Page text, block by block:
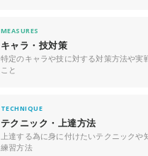
MEASURES
キャラ・技対策
特定のキャラや技に対する対策方法や実
こと
TECHNIQUE
テクニック・上達方法
上達する為に身に付けたいテクニックや
練習方法